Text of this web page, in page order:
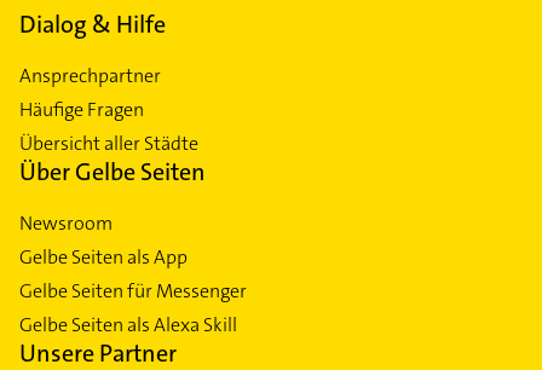
Dialog & Hilfe
Ansprechpartner
Häufige Fragen
Übersicht aller Städte
Über Gelbe Seiten
Newsroom
Gelbe Seiten als App
Gelbe Seiten für Messenger
Gelbe Seiten als Alexa Skill
Unsere Partner